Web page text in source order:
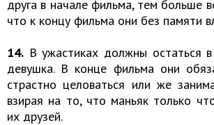
друга в начале фильма, тем больше
что к концу фильма они без памяти
14. В ужастиках должны остаться
девушка. В конце фильма они
страстно целоваться или же
взирая на то, что маньяк только
их друзей.